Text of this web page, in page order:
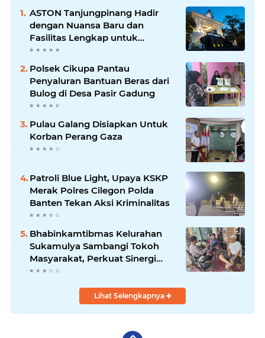
ASTON Tanjungpinang Hadir
dengan Nuansa Baru dan
Fasilitas Lengkap untuk
Kenyamanan Tamu
Polsek Cikupa Pantau
Penyaluran Bantuan Beras dari
Bulog di Desa Pasir Gadung
Pulau Galang Disiapkan Untuk
Korban Perang Gaza
Patroli Blue Light, Upaya KSKP
Merak Polres Cilegon Polda
Banten Tekan Aksi Kriminalitas
Bhabinkamtibmas Kelurahan
Sukamulya Sambangi Tokoh
Masyarakat, Perkuat Sinergi
Jaga Kamtibmas
Lihat Selengkapnya